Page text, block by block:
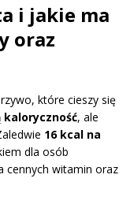
i jakie ma
oraz
które cieszy się
kaloryczność, ale
16 kcal na
dla osób
cennych witamin oraz